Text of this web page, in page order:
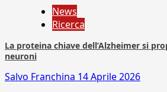
News
Ricerca
La proteina chiave dell’Alzheimer si
neuroni
Salvo Franchina 14 Aprile 2026